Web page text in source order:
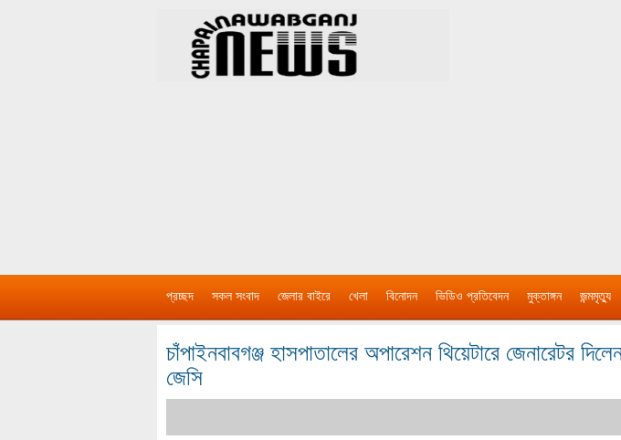
প্রচ্ছদ সকল সংবাদ জেলার বাইরে খেলা বিনোদন ভিডিও প্রতিবেদন মুক্তাঙ্গন জন্মমৃত্যু
চাঁপাইনবাবগঞ্জ হাসপাতালের অপারেশন থিয়েটারে জেনারেটর
জেসি